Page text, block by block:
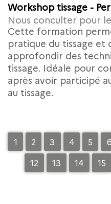
Workshop tissage -
Nous conculter pour
Cette formation
pratique du tissage et
approfondir des
tissage. Idéale pour
après avoir participé
au tissage.
1 2 3 4 5 6
12
13 14 15